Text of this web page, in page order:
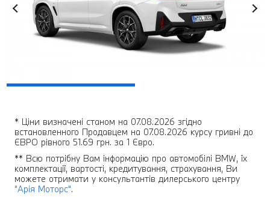
* Ціни визначені станом на 07.08.2026 згідно
встановленного Продавцем на 07.08.2026 курсу гривні до
ЄВРО рівного 51.69 грн. за 1 Євро.
** Всю потрібну Вам інформацію про автомобілі BMW, їх
комплектації, вартості, кредитування, страхування, Ви
можете отримати у консультантів дилерського центру
"Арія Моторс".